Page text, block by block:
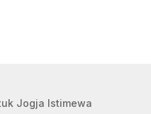
Jogja Istimewa